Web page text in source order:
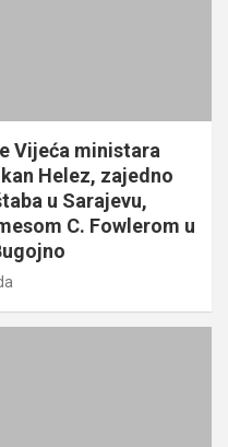
Vijeća ministara
Helez, zajedno
u Sarajevu,
C. Fowlerom u